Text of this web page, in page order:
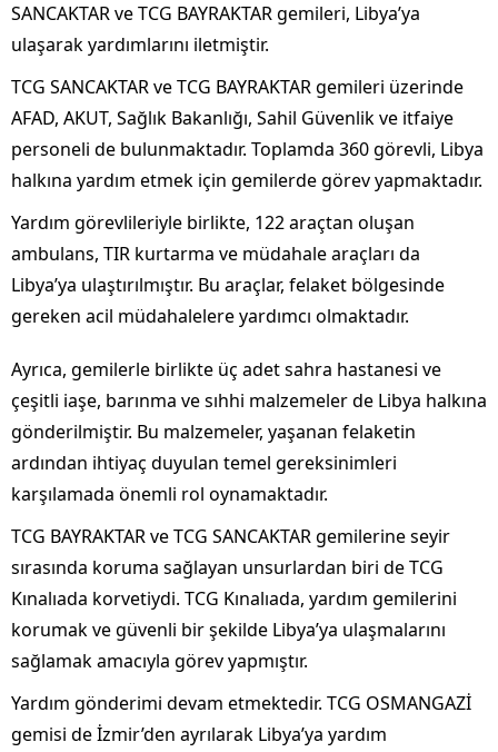
SANCAKTAR ve TCG BAYRAKTAR gemileri, Libya’ya
ulaşarak yardımlarını iletmiştir.
TCG SANCAKTAR ve TCG BAYRAKTAR gemileri üzerinde
AFAD, AKUT, Sağlık Bakanlığı, Sahil Güvenlik ve itfaiye
personeli de bulunmaktadır. Toplamda 360 görevli, Libya
halkına yardım etmek için gemilerde görev yapmaktadır.
Yardım görevlileriyle birlikte, 122 araçtan oluşan
ambulans, TIR kurtarma ve müdahale araçları da
Libya’ya ulaştırılmıştır. Bu araçlar, felaket bölgesinde
gereken acil müdahalelere yardımcı olmaktadır.
Ayrıca, gemilerle birlikte üç adet sahra hastanesi ve
çeşitli iaşe, barınma ve sıhhi malzemeler de Libya halkına
gönderilmiştir. Bu malzemeler, yaşanan felaketin
ardından ihtiyaç duyulan temel gereksinimleri
karşılamada önemli rol oynamaktadır.
TCG BAYRAKTAR ve TCG SANCAKTAR gemilerine seyir
sırasında koruma sağlayan unsurlardan biri de TCG
Kınalıada korvetiydi. TCG Kınalıada, yardım gemilerini
korumak ve güvenli bir şekilde Libya’ya ulaşmalarını
sağlamak amacıyla görev yapmıştır.
Yardım gönderimi devam etmektedir. TCG OSMANGAZİ
gemisi de İzmir’den ayrılarak Libya’ya yardım